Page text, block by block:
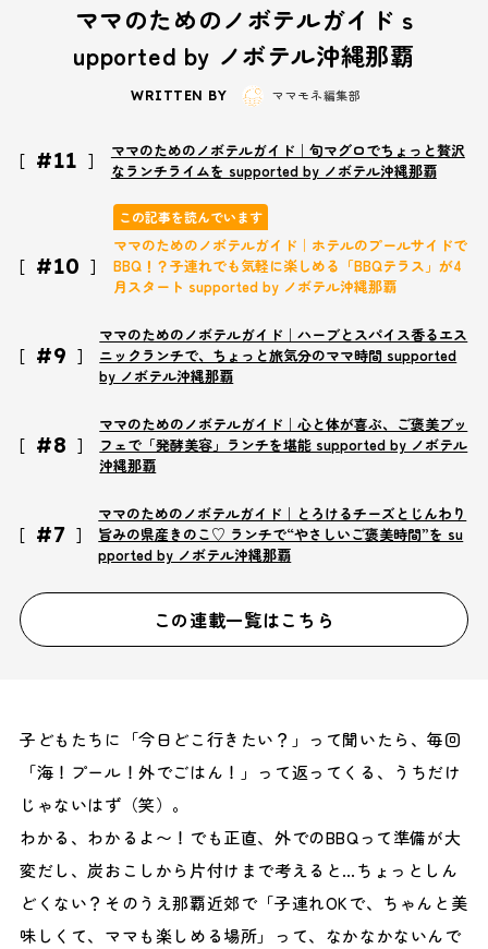
ママのためのノボテルガイド s
upported by ノボテル沖縄那覇
WRITTEN BY ママモネ編集部
#11
ママのためのノボテルガイド｜旬マグロでちょっと贅沢
なランチライムを supported by ノボテル沖縄那覇
#10
この記事を読んでいます
ママのためのノボテルガイド｜ホテルのプールサイドで
BBQ！？子連れでも気軽に楽しめる「BBQテラス」が4
月スタート supported by ノボテル沖縄那覇
#9
ママのためのノボテルガイド｜ハーブとスパイス香るエス
ニックランチで、ちょっと旅気分のママ時間 supported
by ノボテル沖縄那覇
#8
ママのためのノボテルガイド｜心と体が喜ぶ、ご褒美ブッ
フェで「発酵美容」ランチを堪能 supported by ノボテル
沖縄那覇
#7
ママのためのノボテルガイド｜とろけるチーズとじんわり
旨みの県産きのこ♡ ランチで“やさしいご褒美時間”を su
pported by ノボテル沖縄那覇
この連載一覧はこちら
子どもたちに「今日どこ行きたい？」って聞いたら、毎回
「海！プール！外でごはん！」って返ってくる、うちだけ
じゃないはず（笑）。
わかる、わかるよ〜！でも正直、外でのBBQって準備が大
変だし、炭おこしから片付けまで考えると…ちょっとしん
どくない？そのうえ那覇近郊で「子連れOKで、ちゃんと美
味しくて、ママも楽しめる場所」って、なかなかないんで